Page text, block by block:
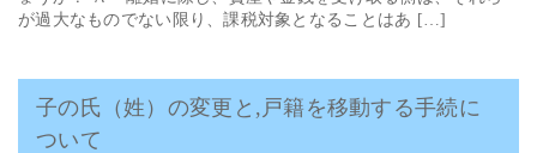
が過大なものでない限り、課税対象となることはあ […]
子の氏（姓）の変更と,戸籍を移動する手続に
ついて